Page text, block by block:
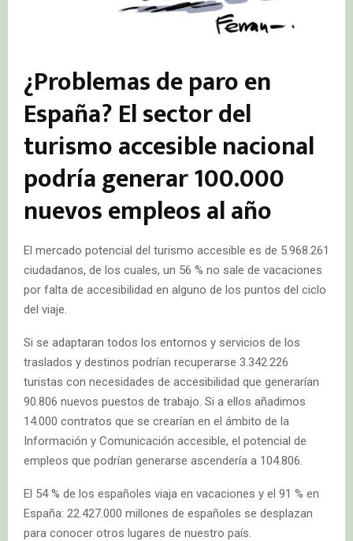
¿Problemas de paro en
España? El sector del
turismo accesible nacional
podría generar 100.000
nuevos empleos al año
El mercado potencial del turismo accesible es de 5.968.261
ciudadanos, de los cuales, un 56 % no sale de vacaciones
por falta de accesibilidad en alguno de los puntos del ciclo
del viaje.
Si se adaptaran todos los entornos y servicios de los
traslados y destinos podrían recuperarse 3.342.226
turistas con necesidades de accesibilidad que generarían
90.806 nuevos puestos de trabajo. Si a ellos añadimos
14.000 contratos que se crearían en el ámbito de la
Información y Comunicación accesible, el potencial de
empleos que podrían generarse ascendería a 104.806.
El 54 % de los españoles viaja en vacaciones y el 91 % en
España: 22.427.000 millones de españoles se desplazan
para conocer otros lugares de nuestro país.